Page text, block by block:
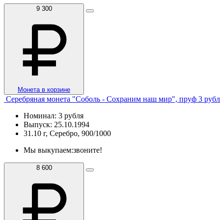
9 300
Монета в корзине
Серебряная монета "Соболь - Сохраним наш мир", пруф 3
Номинал: 3 рубля
Выпуск: 25.10.1994
31.10 г, Серебро, 900/1000
Мы выкупаем:звоните!
8 600